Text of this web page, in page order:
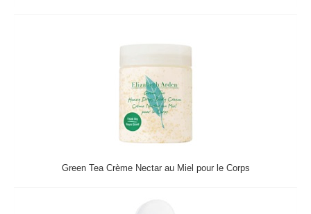
Green Tea Crème Nectar au Miel pour le Corps